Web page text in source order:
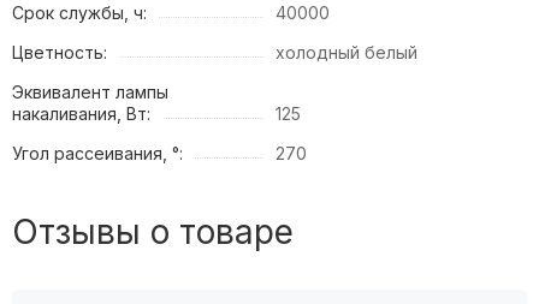
Срок службы, ч:
40000
Цветность:
холодный белый
Эквивалент лампы
накаливания, Вт:
125
Угол рассеивания, °:
270
Отзывы о товаре